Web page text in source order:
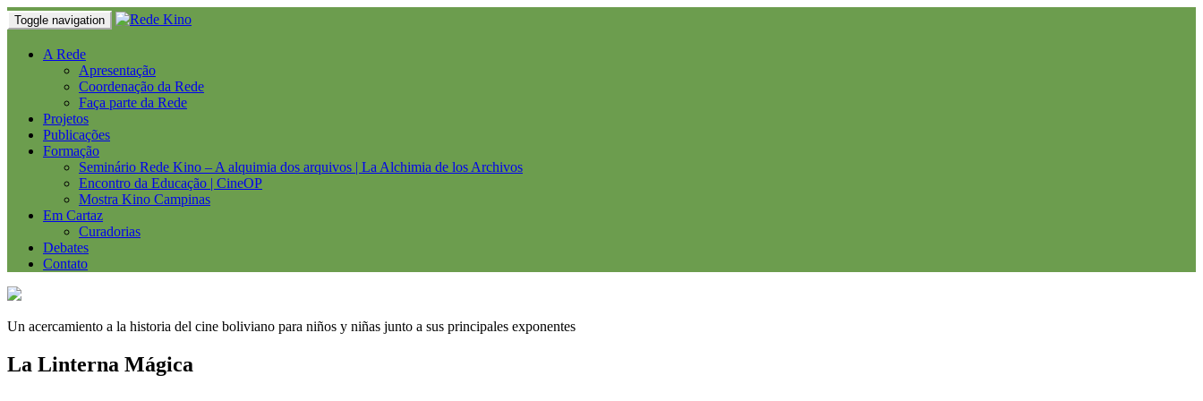
Toggle navigation
A Rede
Apresentação
Coordenação da Rede
Faça parte da Rede
Projetos
Publicações
Formação
Seminário Rede Kino – A alquimia dos arquivos | La Alchimia de los Archivos
Encontro da Educação | CineOP
Mostra Kino Campinas
Em Cartaz
Curadorias
Debates
Contato
Un acercamiento a la historia del cine boliviano para niños y niñas junto a sus principales exponentes
La Linterna Mágica